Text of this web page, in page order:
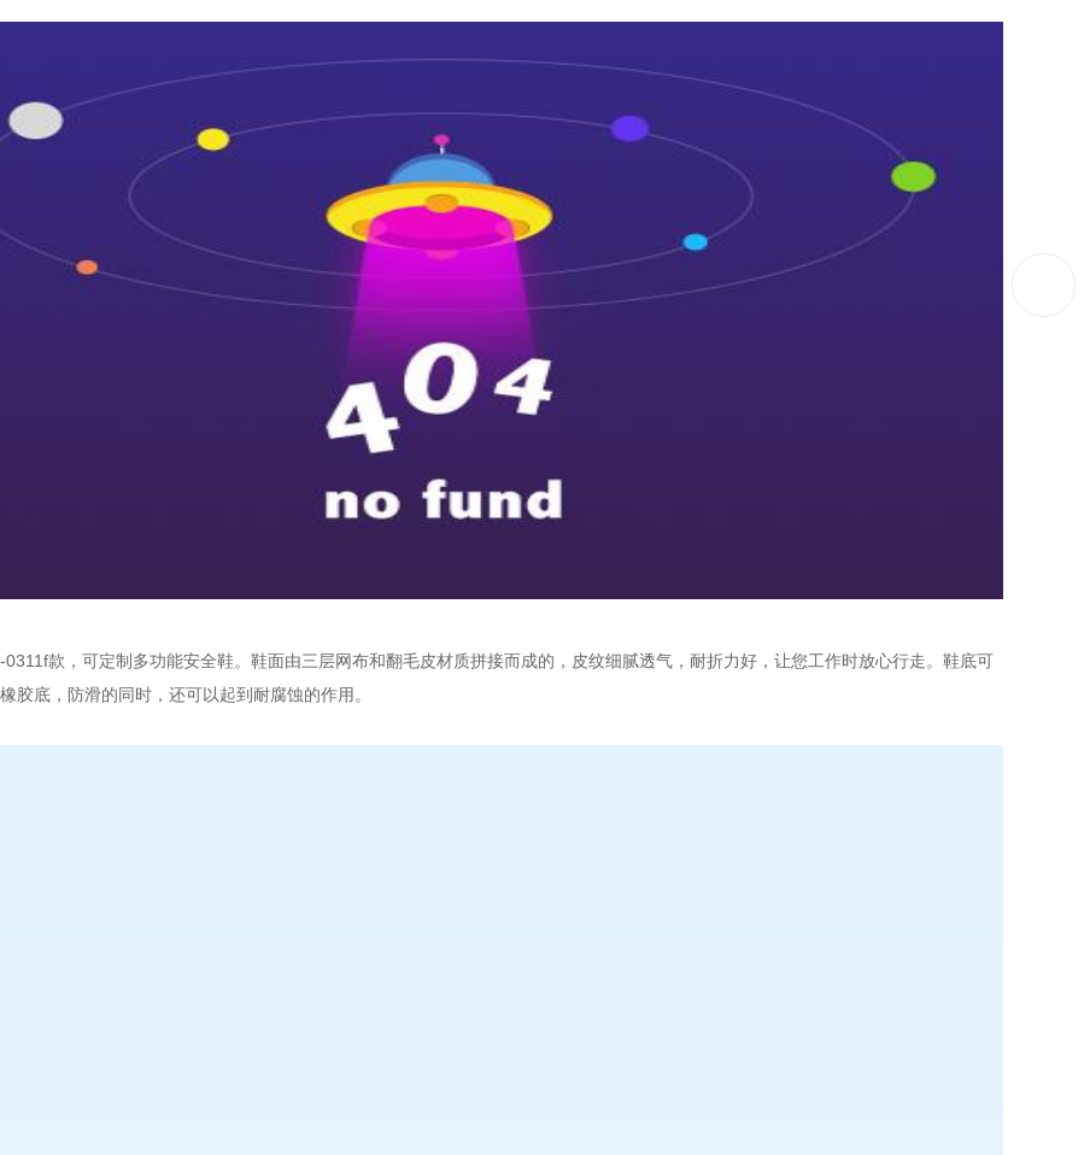
款，可定制多功能安全鞋。鞋面由三层网布和翻毛皮材质拼接而成的，皮纹细腻透气，耐折力好，让您工作时放心行走。鞋底可
胶底，防滑的同时，还可以起到耐腐蚀的作用。